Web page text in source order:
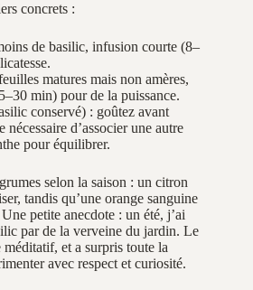
concrets :
de basilic, infusion courte (8–
matures mais non amères,
min) pour de la puissance.
conservé) : goûtez avant
nécessaire d’associer une autre
pour équilibrer.
selon la saison : un citron
tandis qu’une orange sanguine
petite anecdote : un été, j’ai
par de la verveine du jardin. Le
et a surpris toute la
avec respect et curiosité.